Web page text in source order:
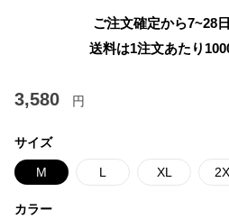
ご注文確定から7~28
送料は1注文あたり
3,580 円
サイズ
M L XL
カラー